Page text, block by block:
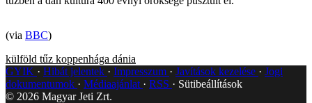
(via BBC)
külföld tűz koppenhága dánia
GYIK
Hibát jelentek Impresszum Javítások kezelése
Jogi
dokumentumok
Médiaajánlat RSS
Sütibeállítások
© 2026 Magyar Jeti Zrt.